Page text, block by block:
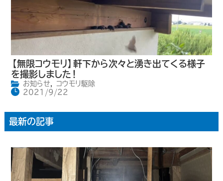
【無限コウモリ】軒下から次々と湧き出てくる様子
を撮影しました！
お知らせ,
コウモリ駆除
2021/9/22
最新の記事